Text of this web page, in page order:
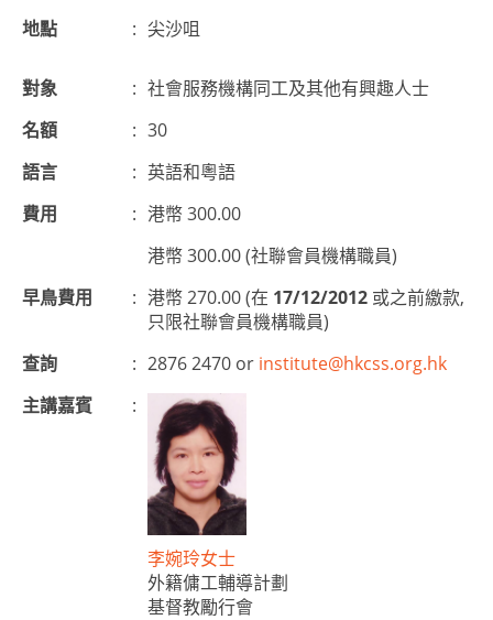
地點
: 尖沙咀
對象 : 社會服務機構同工及其他有興趣人士
名額
: 30
語言
: 英語和粵語
費用
: 港幣 300.00
港幣 300.00 (社聯會員機構職員)
早鳥費用
: 港幣 270.00 (在 17/12/2012 或之前繳款,
只限社聯會員機構職員)
查詢
: 2876 2470 or institute@hkcss.org.hk
主講嘉賓
:
李婉玲女士
外籍傭工輔導計劃
基督教勵行會